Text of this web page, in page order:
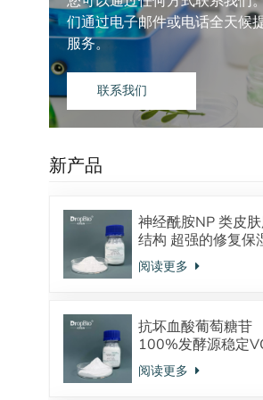
们通过电子邮件或电话全天候
服务。
联系我们
新产品
神经酰胺NP 类皮
结构 超强的修复保
果 对抗皮炎效果显著
阅读更多
抗坏血酸葡萄糖苷
100%发酵源稳定
生物 美白抗氧化
阅读更多